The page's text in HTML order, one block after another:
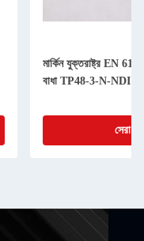
মার্কিন যুক্তরাষ্ট্র EN
বাধা TP48-3-N-NDI
সেরা